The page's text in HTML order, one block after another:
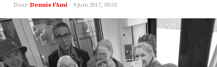
Dennis l'Ami - 9 juni 2017, 09:33